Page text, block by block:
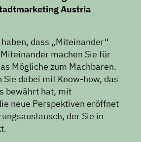
Austria
dass „Miteinander“
machen Sie für
Mögliche zum Machbaren.
dabei mit Know-how, das
bewährt hat, mit
neue Perspektiven eröffnet
der Sie in